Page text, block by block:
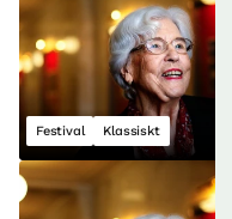
Festival Klassiskt